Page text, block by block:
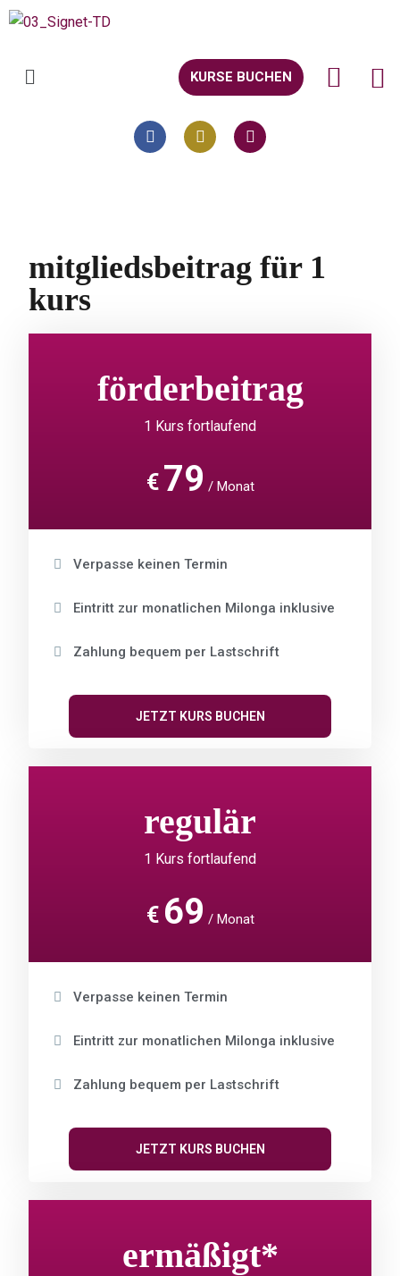
KURSE BUCHEN
mitgliedsbeitrag für 1
kurs
förderbeitrag
1 Kurs fortlaufend
€ 79 Monat
Verpasse keinen Termin
Eintritt zur monatlichen Milonga inklusive
Zahlung bequem per Lastschrift
JETZT KURS BUCHEN
regulär
1 Kurs fortlaufend
€ 69 Monat
Verpasse keinen Termin
Eintritt zur monatlichen Milonga inklusive
Zahlung bequem per Lastschrift
JETZT KURS BUCHEN
ermäßigt*